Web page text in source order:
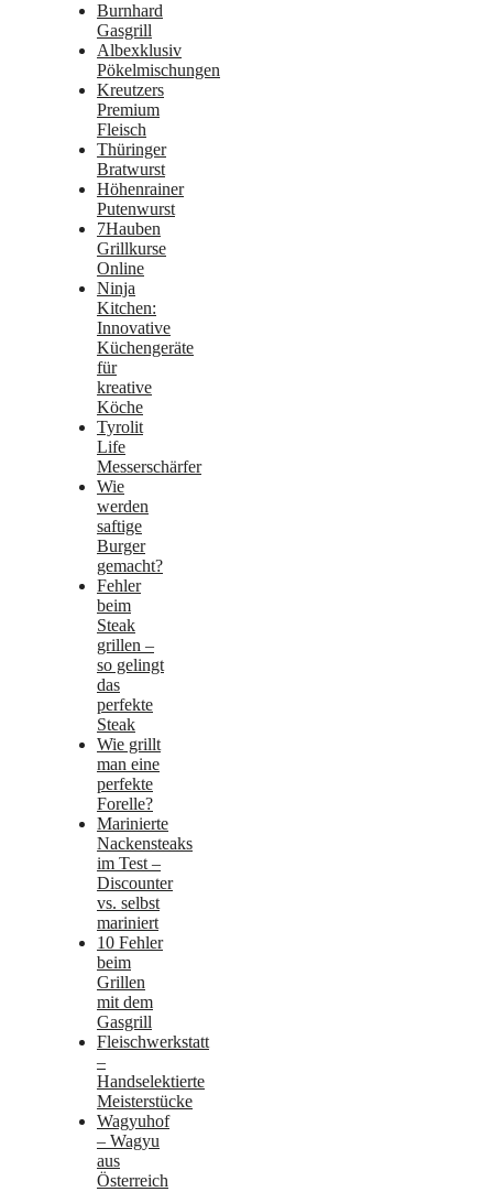
Burnhard
Gasgrill
Albexklusiv
Pökelmischungen
Kreutzers
Premium
Fleisch
Thüringer
Bratwurst
Höhenrainer
Putenwurst
7Hauben
Grillkurse
Online
Ninja
Kitchen:
Innovative
Küchengeräte
für
kreative
Köche
Tyrolit
Life
Messerschärfer
Wie
werden
saftige
Burger
gemacht?
Fehler
beim
Steak
grillen –
so gelingt
das
perfekte
Steak
Wie grillt
man eine
perfekte
Forelle?
Marinierte
Nackensteaks
im Test –
Discounter
vs. selbst
mariniert
10 Fehler
beim
Grillen
mit dem
Gasgrill
Fleischwerkstatt
–
Handselektierte
Meisterstücke
Wagyuhof
– Wagyu
aus
Österreich